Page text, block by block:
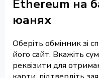
Ethereum на
юанях
Оберіть обмінник зі
його сайт. Вкажіть
реквізити для